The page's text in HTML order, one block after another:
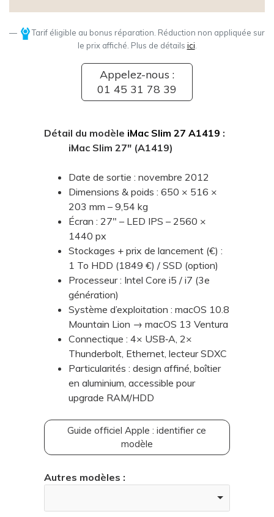
Tarif éligible au bonus réparation. Réduction non appliquée sur
le prix affiché. Plus de détails ici
Appelez-nous :
01 45 31 78 39
Détail du modèle iMac Slim 27 A1419 :
iMac Slim 27" (A1419)
Date de sortie : novembre 2012
Dimensions & poids : 650 × 516 ×
203 mm – 9,54 kg
Écran : 27" – LED IPS – 2560 ×
1440 px
Stockages + prix de lancement (€) :
1 To HDD (1849 €) / SSD (option)
Processeur : Intel Core i5 / i7 (3e
génération)
Système d’exploitation : macOS 10.8
Mountain Lion → macOS 13 Ventura
Connectique : 4× USB‑A, 2×
Thunderbolt, Ethernet, lecteur SDXC
Particularités : design affiné, boîtier
en aluminium, accessible pour
upgrade RAM/HDD
Guide officiel Apple : identifier ce
modèle
Autres modèles :